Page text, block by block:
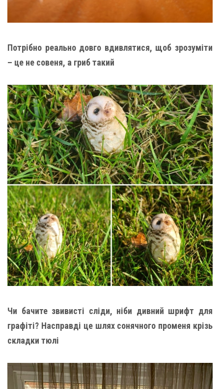
Потрібно реально довго вдивлятися, щоб зрозуміти
– це не совеня, а гриб такий
Чи бачите звивисті сліди, ніби дивний шрифт для
графіті? Насправді це шлях сонячного променя крізь
складки тюлі